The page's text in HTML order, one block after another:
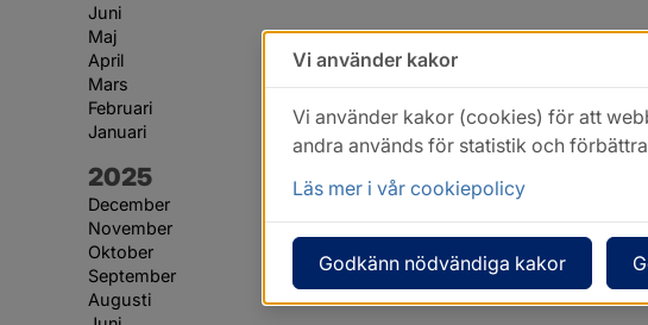
Juni
Maj
April
Mars
Februari
Januari
År:
2025
December
November
Oktober
September
Augusti
Vi använder kakor
Vi använder kakor (cookies) för att
andra används för statistik och
Läs mer i vår cookiepolicy
Godkänn nödvändiga kakor